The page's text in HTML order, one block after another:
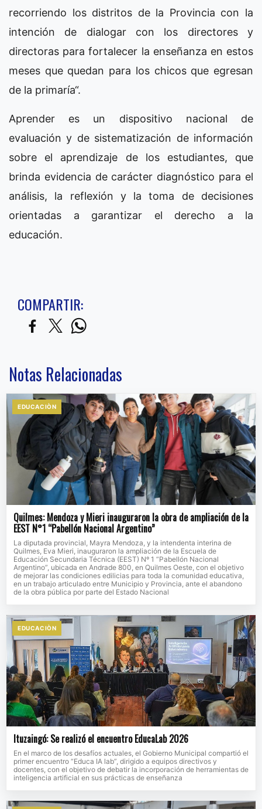
recorriendo los distritos de la Provincia con la
intención de dialogar con los directores y
directoras para fortalecer la enseñanza en estos
meses que quedan para los chicos que egresan
de la primaría“.
Aprender es un dispositivo nacional de
evaluación y de sistematización de información
sobre el aprendizaje de los estudiantes, que
brinda evidencia de carácter diagnóstico para el
análisis, la reflexión y la toma de decisiones
orientadas a garantizar el derecho a la
educación.
COMPARTIR:
Notas Relacionadas
EDUCACIÒN
Quilmes: Mendoza y Mieri inauguraron la obra de ampliación de la
EEST N°1 “Pabellón Nacional Argentino”
La diputada provincial, Mayra Mendoza, y la intendenta interina de
Quilmes, Eva Mieri, inauguraron la ampliación de la Escuela de
Educación Secundaria Técnica (EEST) Nº 1 “Pabellón Nacional
Argentino”, ubicada en Andrade 800, en Quilmes Oeste, con el objetivo
de mejorar las condiciones edilicias para toda la comunidad educativa,
en un trabajo articulado entre Municipio y Provincia, ante el abandono
de la obra pública por parte del Estado Nacional
EDUCACIÒN
Ituzaingó: Se realizó el encuentro EducaLab 2026
En el marco de los desafíos actuales, el Gobierno Municipal compartió el
primer encuentro “Educa IA lab”, dirigido a equipos directivos y
docentes, con el objetivo de debatir la incorporación de herramientas de
inteligencia artificial en sus prácticas de enseñanza